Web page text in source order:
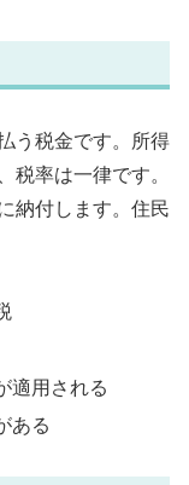
う税金です。所得
税率は一律です。
納付します。住民
適用される
ある